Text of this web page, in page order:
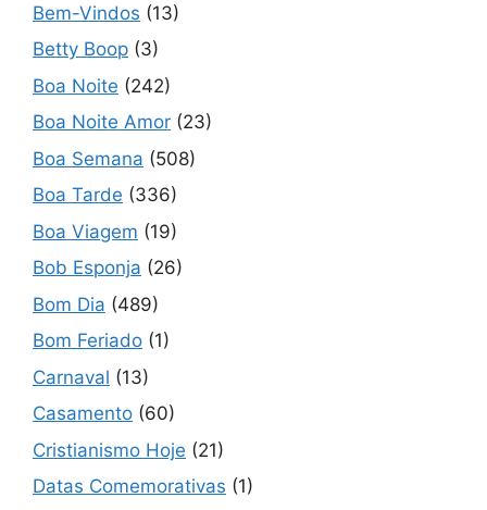
Bem-Vindos (13)
Betty Boop (3)
Boa Noite (242)
Boa Noite Amor (23)
Boa Semana (508)
Boa Tarde (336)
Boa Viagem (19)
Bob Esponja (26)
Bom Dia (489)
Bom Feriado (1)
Carnaval (13)
Casamento (60)
Cristianismo Hoje (21)
Datas Comemorativas (1)